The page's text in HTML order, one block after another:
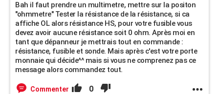
Bah il faut prendre un multimetre, mettre sur la positon
"ohmmetre" Tester la résistance de la résistance, si ca
affiche OL alors résistance HS, pour votre fusible vous
devez avoir aucune résistance soit 0 ohm. Après moi en
tant que dépanneur je mettrais tout en commande :
résistance, fusible et sonde. Mais après c'est votre porte
monnaie qui décide^^ mais si vous ne comprenez pas ce
message alors commandez tout.
Commenter 0